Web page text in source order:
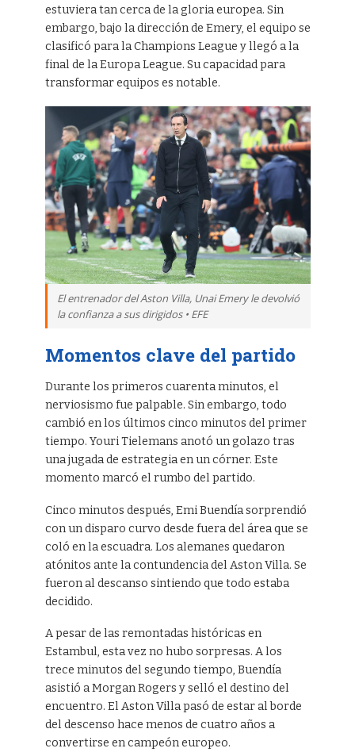
estuviera tan cerca de la gloria europea. Sin
embargo, bajo la dirección de Emery, el equipo se
clasificó para la Champions League y llegó a la
final de la Europa League. Su capacidad para
transformar equipos es notable.
El entrenador del Aston Villa, Unai Emery le devolvió
la confianza a sus dirigidos • EFE
Momentos clave del partido
Durante los primeros cuarenta minutos, el
nerviosismo fue palpable. Sin embargo, todo
cambió en los últimos cinco minutos del primer
tiempo. Youri Tielemans anotó un golazo tras
una jugada de estrategia en un córner. Este
momento marcó el rumbo del partido.
Cinco minutos después, Emi Buendía sorprendió
con un disparo curvo desde fuera del área que se
coló en la escuadra. Los alemanes quedaron
atónitos ante la contundencia del Aston Villa. Se
fueron al descanso sintiendo que todo estaba
decidido.
A pesar de las remontadas históricas en
Estambul, esta vez no hubo sorpresas. A los
trece minutos del segundo tiempo, Buendía
asistió a Morgan Rogers y selló el destino del
encuentro. El Aston Villa pasó de estar al borde
del descenso hace menos de cuatro años a
convertirse en campeón europeo.